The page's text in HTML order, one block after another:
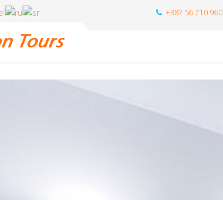
+387 56 710 960